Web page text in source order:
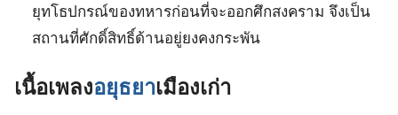
ยุทโธปกรณ์ของทหารก่อนที่จะออกศึกสงคราม จึงเป็น
สถานที่ศักดิ์สิทธิ์ด้านอยู่ยงคงกระพัน
เนื้อเพลงอยุธยาเมืองเก่า